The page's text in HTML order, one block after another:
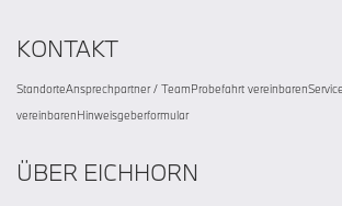
KONTAKT
StandorteAnsprechpartner / TeamProbefahrt vereinbaren
vereinbarenHinweisgeberformular
ÜBER EICHHORN